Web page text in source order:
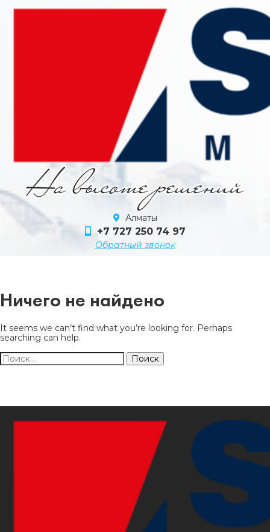
Алматы
+7 727 250 74 97
Обратный звонок
Ничего не найдено
It seems we can’t find what you’re looking for. Perhaps
searching can help.
Найти: